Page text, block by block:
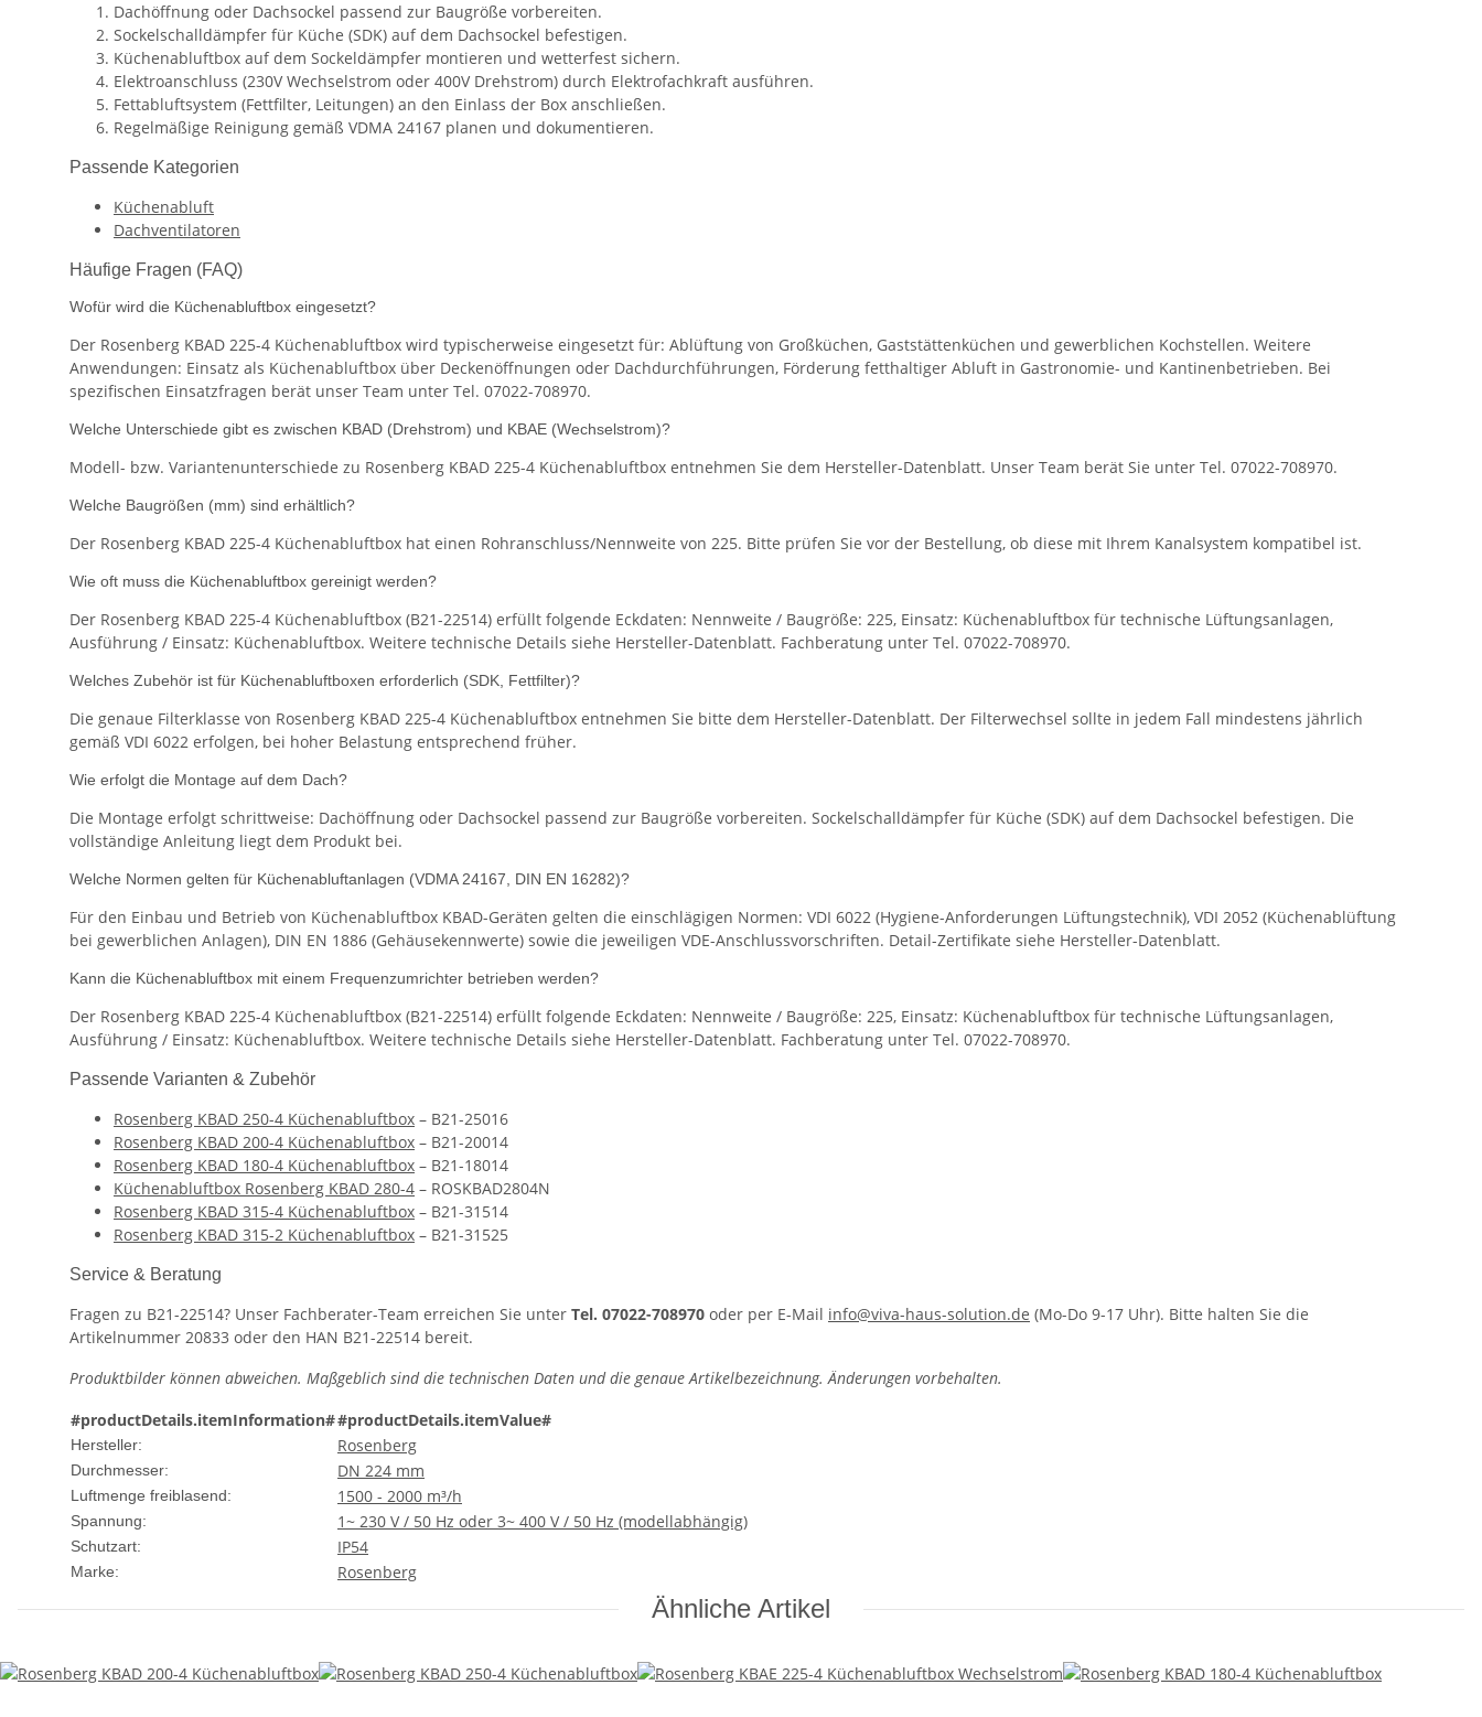
Dachöffnung oder Dachsockel passend zur Baugröße vorbereiten.
Sockelschalldämpfer für Küche (SDK) auf dem Dachsockel befestigen.
Küchenabluftbox auf dem Sockeldämpfer montieren und wetterfest sichern.
Elektroanschluss (230V Wechselstrom oder 400V Drehstrom) durch Elektrofachkraft ausführen.
Fettabluftsystem (Fettfilter, Leitungen) an den Einlass der Box anschließen.
Regelmäßige Reinigung gemäß VDMA 24167 planen und dokumentieren.
Passende Kategorien
Küchenabluft
Dachventilatoren
Häufige Fragen (FAQ)
Wofür wird die Küchenabluftbox eingesetzt?
Der Rosenberg KBAD 225-4 Küchenabluftbox wird typischerweise eingesetzt für: Ablüftung von Großküchen, Gaststättenküchen und gewerblichen Kochstellen. Weitere
Anwendungen: Einsatz als Küchenabluftbox über Deckenöffnungen oder Dachdurchführungen, Förderung fetthaltiger Abluft in Gastronomie- und Kantinenbetrieben. Bei
spezifischen Einsatzfragen berät unser Team unter Tel. 07022-708970.
Welche Unterschiede gibt es zwischen KBAD (Drehstrom) und KBAE (Wechselstrom)?
Modell- bzw. Variantenunterschiede zu Rosenberg KBAD 225-4 Küchenabluftbox entnehmen Sie dem Hersteller-Datenblatt. Unser Team berät Sie unter Tel. 07022-708970.
Welche Baugrößen (mm) sind erhältlich?
Der Rosenberg KBAD 225-4 Küchenabluftbox hat einen Rohranschluss/Nennweite von 225. Bitte prüfen Sie vor der Bestellung, ob diese mit Ihrem Kanalsystem kompatibel ist.
Wie oft muss die Küchenabluftbox gereinigt werden?
Der Rosenberg KBAD 225-4 Küchenabluftbox (B21-22514) erfüllt folgende Eckdaten: Nennweite / Baugröße: 225, Einsatz: Küchenabluftbox für technische Lüftungsanlagen,
Ausführung / Einsatz: Küchenabluftbox. Weitere technische Details siehe Hersteller-Datenblatt. Fachberatung unter Tel. 07022-708970.
Welches Zubehör ist für Küchenabluftboxen erforderlich (SDK, Fettfilter)?
Die genaue Filterklasse von Rosenberg KBAD 225-4 Küchenabluftbox entnehmen Sie bitte dem Hersteller-Datenblatt. Der Filterwechsel sollte in jedem Fall mindestens jährlich
gemäß VDI 6022 erfolgen, bei hoher Belastung entsprechend früher.
Wie erfolgt die Montage auf dem Dach?
Die Montage erfolgt schrittweise: Dachöffnung oder Dachsockel passend zur Baugröße vorbereiten. Sockelschalldämpfer für Küche (SDK) auf dem Dachsockel befestigen. Die
vollständige Anleitung liegt dem Produkt bei.
Welche Normen gelten für Küchenabluftanlagen (VDMA 24167, DIN EN 16282)?
Für den Einbau und Betrieb von Küchenabluftbox KBAD-Geräten gelten die einschlägigen Normen: VDI 6022 (Hygiene-Anforderungen Lüftungstechnik), VDI 2052 (Küchenablüftung
bei gewerblichen Anlagen), DIN EN 1886 (Gehäusekennwerte) sowie die jeweiligen VDE-Anschlussvorschriften. Detail-Zertifikate siehe Hersteller-Datenblatt.
Kann die Küchenabluftbox mit einem Frequenzumrichter betrieben werden?
Der Rosenberg KBAD 225-4 Küchenabluftbox (B21-22514) erfüllt folgende Eckdaten: Nennweite / Baugröße: 225, Einsatz: Küchenabluftbox für technische Lüftungsanlagen,
Ausführung / Einsatz: Küchenabluftbox. Weitere technische Details siehe Hersteller-Datenblatt. Fachberatung unter Tel. 07022-708970.
Passende Varianten & Zubehör
Rosenberg KBAD 250-4 Küchenabluftbox – B21-25016
Rosenberg KBAD 200-4 Küchenabluftbox – B21-20014
Rosenberg KBAD 180-4 Küchenabluftbox – B21-18014
Küchenabluftbox Rosenberg KBAD 280-4 – ROSKBAD2804N
Rosenberg KBAD 315-4 Küchenabluftbox – B21-31514
Rosenberg KBAD 315-2 Küchenabluftbox – B21-31525
Service & Beratung
Fragen zu B21-22514? Unser Fachberater-Team erreichen Sie unter Tel. 07022-708970 oder per E-Mail info@viva-haus-solution.de (Mo-Do 9-17 Uhr). Bitte halten Sie die
Artikelnummer 20833 oder den HAN B21-22514 bereit.
Produktbilder können abweichen. Maßgeblich sind die technischen Daten und die genaue Artikelbezeichnung. Änderungen vorbehalten.
#productDetails.itemInformation##productDetails.itemValue#
Hersteller: Rosenberg
Durchmesser: DN 224 mm
Luftmenge freiblasend: 1500 - 2000 m³/h
Spannung: 1~ 230 V / 50 Hz oder 3~ 400 V / 50 Hz (modellabhängig)
Schutzart: IP54
Marke: Rosenberg
Ähnliche Artikel